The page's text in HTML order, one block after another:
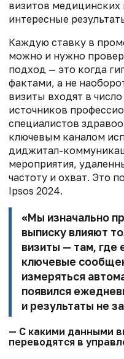
визитов медицинских
интересные
Каждую ставку в
можно и нужно
подход — это когда
фактами, а не
визиты входят в
источников
специалистов
ключевым каналом
диджитал-
мероприятия,
частоту и охват. Это
Ipsos 2024.
«Мы изначально
выписку влияют
визиты — там, где
ключевые
измеряться
появился
и результаты не
— С какими данными
переводятся в